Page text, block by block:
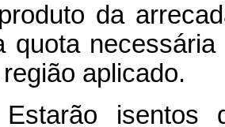
da
quota
aplicado.
Estarão isentos